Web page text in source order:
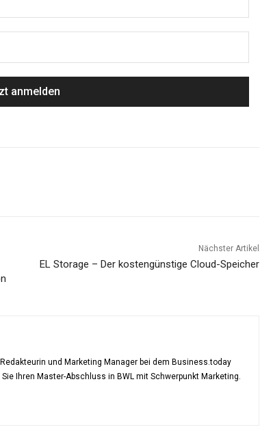
Nächster Artikel
EL Storage – Der kostengünstige Cloud-Speicher
und Marketing Manager bei dem Business.today
Ihren Master-Abschluss in BWL mit Schwerpunkt Marketing.